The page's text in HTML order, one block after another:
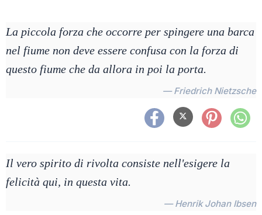
La piccola forza che occorre per spingere una barca
nel fiume non deve essere confusa con la forza di
questo fiume che da allora in poi la porta.
— Friedrich Nietzsche
Il vero spirito di rivolta consiste nell'esigere la
felicità qui, in questa vita.
— Henrik Johan Ibsen